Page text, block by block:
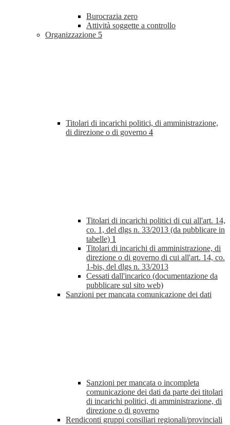
Burocrazia zero
Attività soggette a controllo
Organizzazione 5
Titolari di incarichi politici, di amministrazione,
di direzione o di governo 4
Titolari di incarichi politici di cui all'art. 14,
co. 1, del dlgs n. 33/2013 (da pubblicare in
tabelle) 1
Titolari di incarichi di amministrazione, di
direzione o di governo di cui all'art. 14, co.
1-bis, del dlgs n. 33/2013
Cessati dall'incarico (documentazione da
pubblicare sul sito web)
Sanzioni per mancata comunicazione dei dati
Sanzioni per mancata o incompleta
comunicazione dei dati da parte dei titolari
di incarichi politici, di amministrazione, di
direzione o di governo
Rendiconti gruppi consiliari regionali/provinciali